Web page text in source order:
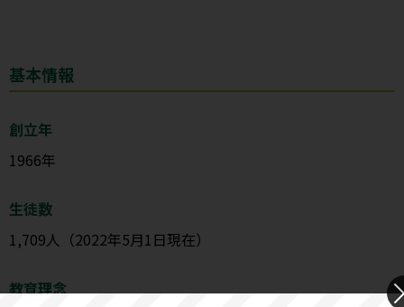
基本情報
創立年
1966年
生徒数
1,709人（2022年5月1日現在）
教育理念